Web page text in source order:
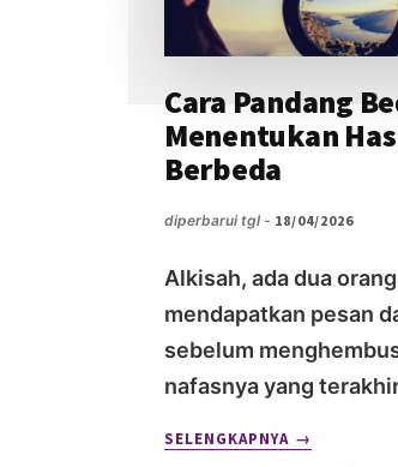
Cara Pandang
Menentukan
Berbeda
diperbarui tgl - 18/04/2026
Alkisah, ada dua
mendapatkan pesan
sebelum
nafasnya yang
SELENGKAPNYA
CARA
→